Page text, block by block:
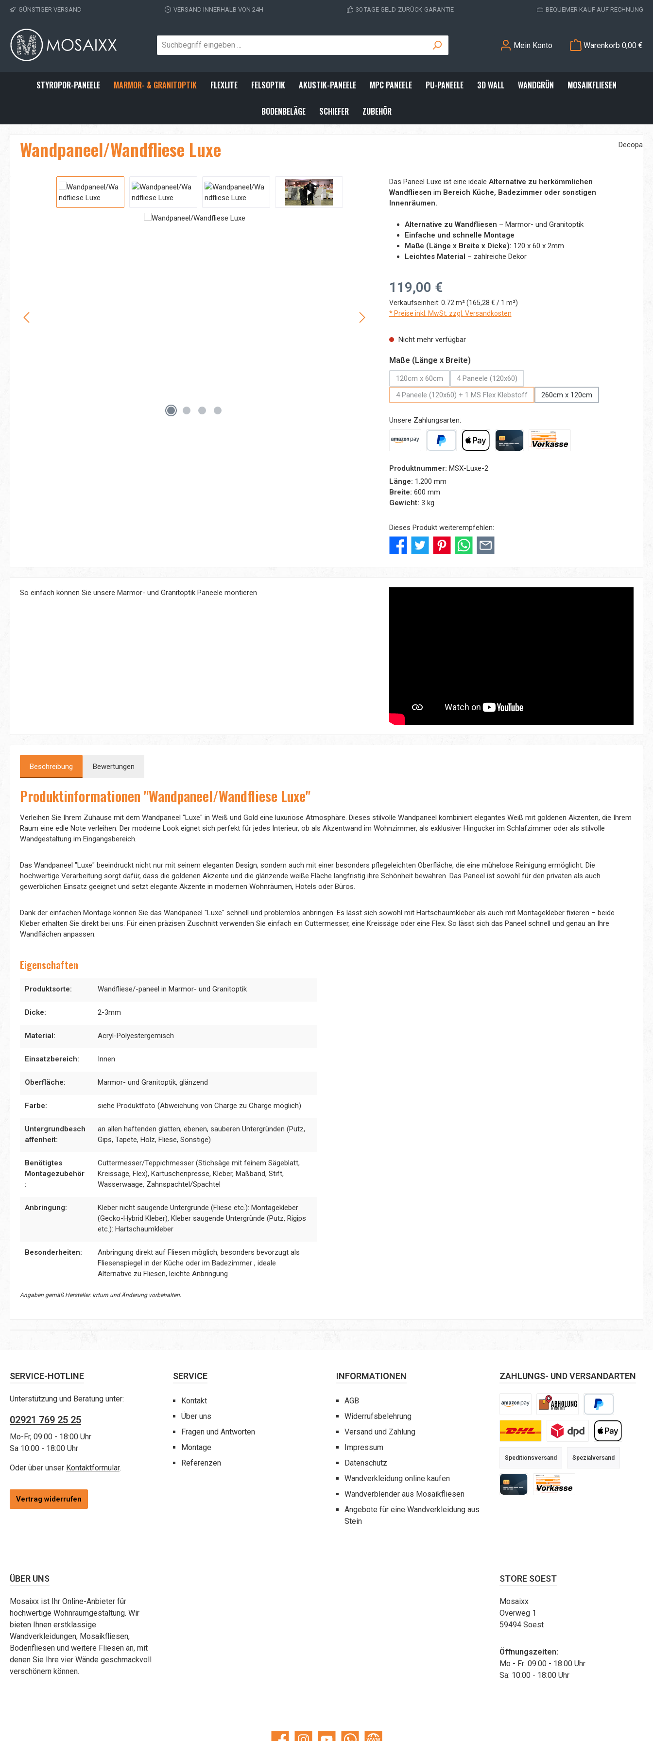
Hauptinhalt springen
Zur Suche springen
Zur Hauptnavigation springen
GÜNSTIGER VERSAND VERSAND INNERHALB VON 24H 30 TAGE GELD-ZURÜCK-GARANTIE BEQUEMER KAUF AUF RECHNUNG
Mein Konto Warenkorb 0,00 €
STYROPOR-PANEELE MARMOR- & GRANITOPTIK FLEXLITE FELSOPTIK AKUSTIK-PANEELE MPC PANEELE PU-PANEELE 3D WALL WANDGRÜN MOSAIKFLIESEN
BODENBELÄGE SCHIEFER ZUBEHÖR
Wandpaneel/Wandfliese Luxe Decopa
Bildergalerie überspringen Das Paneel Luxe ist eine ideale Alternative zu herkömmlichen
Wandfliesen im Bereich Küche, Badezimmer oder sonstigen
Innenräumen.
Alternative zu Wandfliesen – Marmor- und Granitoptik
Einfache und schnelle Montage
Maße (Länge x Breite x Dicke): 120 x 60 x 2mm
Leichtes Material – zahlreiche Dekor
Regulärer Preis:
119,00 €
Verkaufseinheit: 0.72 m²(165,28 € / 1 m²)
* Preise inkl. MwSt. zzgl. Versandkosten
Nicht mehr verfügbar
Maße (Länge x Breite)auswählen
120cm x 60cm
(Diese Option ist zurzeit nicht verfügbar.)
4 Paneele (120x60)
(Diese Option ist zurzeit nicht verfügbar.)
4 Paneele (120x60) + 1 MS Flex Klebstoff 260cm x 120cm
Unsere Zahlungsarten:
Produktnummer: MSX-Luxe-2
Länge: 1.200 mm
Breite: 600 mm
Gewicht: 3 kg
Dieses Produkt weiterempfehlen:
So einfach können Sie unsere Marmor- und Granitoptik Paneele montieren
Beschreibung Bewertungen
Produktinformationen "Wandpaneel/Wandfliese Luxe"
Verleihen Sie Ihrem Zuhause mit dem Wandpaneel "Luxe" in Weiß und Gold eine luxuriöse Atmosphäre. Dieses stilvolle Wandpaneel kombiniert elegantes Weiß mit goldenen Akzenten, die Ihrem
Raum eine edle Note verleihen. Der moderne Look eignet sich perfekt für jedes Interieur, ob als Akzentwand im Wohnzimmer, als exklusiver Hingucker im Schlafzimmer oder als stilvolle
Wandgestaltung im Eingangsbereich.
Das Wandpaneel "Luxe" beeindruckt nicht nur mit seinem eleganten Design, sondern auch mit einer besonders pflegeleichten Oberfläche, die eine mühelose Reinigung ermöglicht. Die
hochwertige Verarbeitung sorgt dafür, dass die goldenen Akzente und die glänzende weiße Fläche langfristig ihre Schönheit bewahren. Das Paneel ist sowohl für den privaten als auch
gewerblichen Einsatz geeignet und setzt elegante Akzente in modernen Wohnräumen, Hotels oder Büros.
Dank der einfachen Montage können Sie das Wandpaneel "Luxe" schnell und problemlos anbringen. Es lässt sich sowohl mit Hartschaumkleber als auch mit Montagekleber fixieren – beide
Kleber erhalten Sie direkt bei uns. Für einen präzisen Zuschnitt verwenden Sie einfach ein Cuttermesser, eine Kreissäge oder eine Flex. So lässt sich das Paneel schnell und genau an Ihre
Wandflächen anpassen.
Eigenschaften
Produktsorte: Wandfliese/-paneel in Marmor- und Granitoptik
Dicke: 2-3mm
Material: Acryl-Polyestergemisch
Einsatzbereich: Innen
Oberfläche: Marmor- und Granitoptik, glänzend
Farbe: siehe Produktfoto (Abweichung von Charge zu Charge möglich)
Untergrundbesch
affenheit:
an allen haftenden glatten, ebenen, sauberen Untergründen (Putz,
Gips, Tapete, Holz, Fliese, Sonstige)
Benötigtes
Montagezubehör
:
Cuttermesser/Teppichmesser (Stichsäge mit feinem Sägeblatt,
Kreissäge, Flex), Kartuschenpresse, Kleber, Maßband, Stift,
Wasserwaage, Zahnspachtel/Spachtel
Anbringung:
Kleber nicht saugende Untergründe (Fliese etc.): Montagekleber
(Gecko-Hybrid Kleber), Kleber saugende Untergründe (Putz, Rigips
etc.): Hartschaumkleber
Besonderheiten:
Anbringung direkt auf Fliesen möglich, besonders bevorzugt als
Fliesenspiegel in der Küche oder im Badezimmer , ideale
Alternative zu Fliesen, leichte Anbringung
Angaben gemäß Hersteller. Irrtum und Änderung vorbehalten.
SERVICE-HOTLINE
Unterstützung und Beratung unter:
02921 769 25 25
Mo-Fr, 09:00 - 18:00 Uhr
Sa 10:00 - 18:00 Uhr
Oder über unser Kontaktformular.
Vertrag widerrufen
SERVICE
Kontakt
Über uns
Fragen und Antworten
Montage
Referenzen
INFORMATIONEN
AGB
Widerrufsbelehrung
Versand und Zahlung
Impressum
Datenschutz
Wandverkleidung online kaufen
Wandverblender aus Mosaikfliesen
Angebote für eine Wandverkleidung aus
Stein
ZAHLUNGS- UND VERSANDARTEN
PayPal
Amazon Pay
Speditionsversand Spezialversand
Selbstabholung
ÜBER UNS
Mosaixx ist Ihr Online-Anbieter für
hochwertige Wohnraumgestaltung. Wir
bieten Ihnen erstklassige
Wandverkleidungen, Mosaikfliesen,
Bodenfliesen und weitere Fliesen an, mit
denen Sie Ihre vier Wände geschmackvoll
verschönern können.
STORE SOEST
Mosaixx
Overweg 1
59494 Soest
Öffnungszeiten:
Mo - Fr: 09:00 - 18:00 Uhr
Sa: 10:00 - 18:00 Uhr